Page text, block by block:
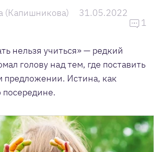
(Капишникова)
31.05.2022
1
нельзя учиться» — редкий
голову над тем, где поставить
предложении. Истина, как
посередине.